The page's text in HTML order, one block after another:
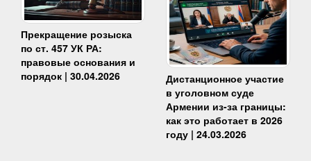
Прекращение розыска
по ст. 457 УК РА:
правовые основания и
порядок | 30.04.2026
Дистанционное участие
в уголовном суде
Армении из-за границы:
как это работает в 2026
году | 24.03.2026